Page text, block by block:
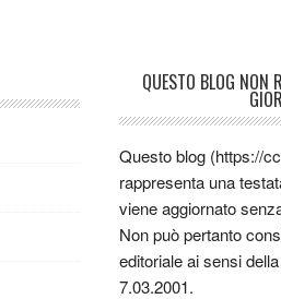
QUESTO BLOG NON
Questo blog (https://
rappresenta una
viene aggiornato
Non può pertanto
editoriale ai sensi
7.03.2001.